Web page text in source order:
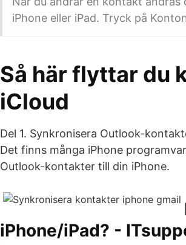
iPhone eller iPad. Tryck på
Så här flyttar du
iCloud
Del 1. Synkronisera Outlook-
Det finns många iPhone
Outlook-kontakter till din iPhone.
iPhone/iPad? -